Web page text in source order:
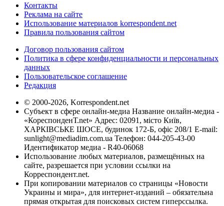
Контакты
Реклама на сайте
Использование материалов korrespondent.net
Правила пользования сайтом
Договор пользования сайтом
Политика в сфере конфиденциальности и персональных
данных
Пользовательское соглашение
Редакция
© 2000-2026, Korrespondent.net
Субъект в сфере онлайн-медиа Название онлайн-медиа -
«КореспонденТ.net» Адрес: 02091, місто Київ,
ХАРКІВСЬКЕ ШОСЕ, будинок 172-Б, офіс 208/1 E-mail:
sunlight@mediadim.com.ua Телефон: 044-205-43-00
Идентификатор медиа - R40-06068
Использование любых материалов, размещённых на
сайте, разрешается при условии ссылки на
Корреспондент.net.
При копировании материалов со страницы «Новости
Украины и мира», для интернет-изданий – обязательна
прямая открытая для поисковых систем гиперссылка.